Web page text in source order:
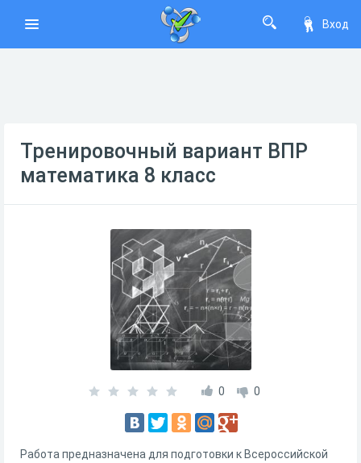
Вход
Тренировочный вариант ВПР
математика 8 класс
0 0
Работа предназначена для подготовки к Всероссийской